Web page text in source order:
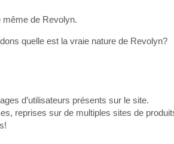
même de Revolyn.
quelle est la vraie nature de Revolyn?
d’utilisateurs présents sur le site.
reprises sur de multiples sites de